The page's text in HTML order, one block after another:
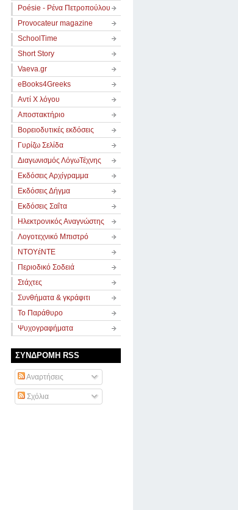
Poésie - Ρένα Πετροπούλου
Provocateur magazine
SchoolTime
Short Story
Vaeva.gr
eBooks4Greeks
Αντί Χ λόγου
Αποστακτήριο
Βορειοδυτικές εκδόσεις
Γυρίζω Σελίδα
Διαγωνισμός ΛόγωΤέχνης
Εκδόσεις Αρχίγραμμα
Εκδόσεις Δήγμα
Εκδόσεις Σαΐτα
Ηλεκτρονικός Αναγνώστης
Λογοτεχνικό Μπιστρό
ΝΤΟΥέΝΤΕ
Περιοδικό Σοδειά
Στάχτες
Συνθήματα & γκράφιτι
Το Παράθυρο
Ψυχογραφήματα
ΣΥΝΔΡΟΜΗ RSS
Αναρτήσεις
Σχόλια